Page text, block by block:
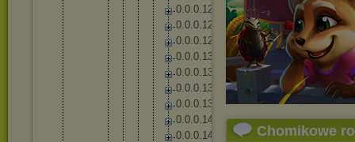
0.0.0.12
0.0.0.12
0.0.0.12
0.0.0.13
0.0.0.13
0.0.0.13
0.0.0.13
0.0.0.14
0.0.0.14 Chomikowe